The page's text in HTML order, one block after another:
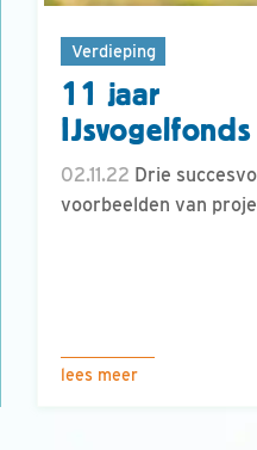
Verdieping
11 jaar
IJsvogelfonds
02.11.22 Drie
voorbeelden van
lees meer